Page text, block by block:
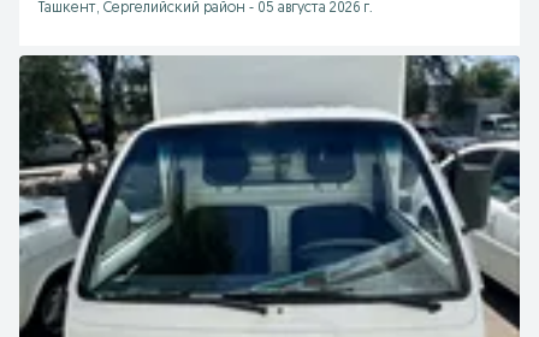
Ташкент, Сергелийский район - 05 августа 2026 г.